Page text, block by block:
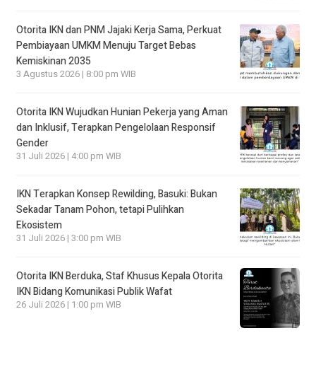
Otorita IKN dan PNM Jajaki Kerja Sama, Perkuat
Pembiayaan UMKM Menuju Target Bebas
Kemiskinan 2035
3 Agustus 2026 | 8:00 pm WIB
Otorita IKN Wujudkan Hunian Pekerja yang Aman
dan Inklusif, Terapkan Pengelolaan Responsif
Gender
31 Juli 2026 | 4:00 pm WIB
IKN Terapkan Konsep Rewilding, Basuki: Bukan
Sekadar Tanam Pohon, tetapi Pulihkan
Ekosistem
31 Juli 2026 | 3:00 pm WIB
Otorita IKN Berduka, Staf Khusus Kepala Otorita
IKN Bidang Komunikasi Publik Wafat
26 Juli 2026 | 1:00 pm WIB